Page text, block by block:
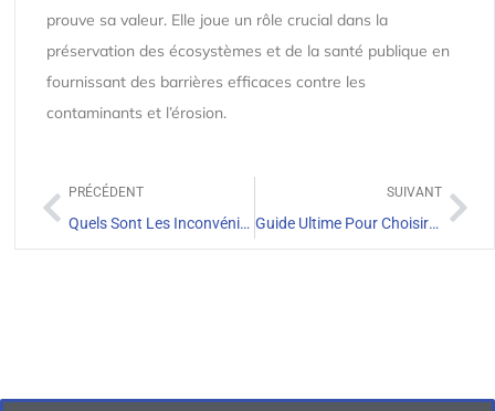
prouve sa valeur. Elle joue un rôle crucial dans la
préservation des écosystèmes et de la santé publique en
fournissant des barrières efficaces contre les
contaminants et l’érosion.
PRÉCÉDENT
Quels Sont Les Inconvénients De La Géomembrane Texturée ?
SUIVANT
Guide Ultime Pour Choisir Une Géomembrane HDPE 1,5 mm Pour Les Applications Minières